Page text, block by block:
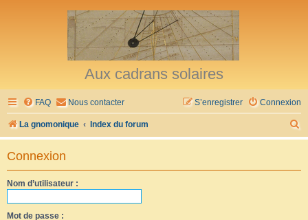
Aux cadrans solaires
FAQ Nous contacter Connexion
S’enregistrer
La gnomonique Index du forum
e
Connexion
Nom d’utilisateur :
Mot de passe :